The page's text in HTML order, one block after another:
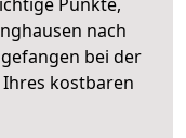
nach
bei der
kostbaren